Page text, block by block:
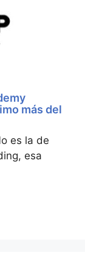
más del
es la de
esa